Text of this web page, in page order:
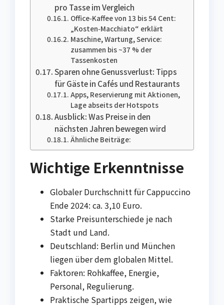
pro Tasse im Vergleich
Office‑Kaffee von 13 bis 54 Cent:
„Kosten‑Macchiato“ erklärt
Maschine, Wartung, Service:
zusammen bis ~37 % der
Tassenkosten
Sparen ohne Genussverlust: Tipps
für Gäste in Cafés und Restaurants
Apps, Reservierung mit Aktionen,
Lage abseits der Hotspots
Ausblick: Was Preise in den
nächsten Jahren bewegen wird
Ähnliche Beiträge:
Wichtige Erkenntnisse
Globaler Durchschnitt für Cappuccino
Ende 2024: ca. 3,10 Euro.
Starke Preisunterschiede je nach
Stadt und Land.
Deutschland: Berlin und München
liegen über dem globalen Mittel.
Faktoren: Rohkaffee, Energie,
Personal, Regulierung.
Praktische Spartipps zeigen, wie